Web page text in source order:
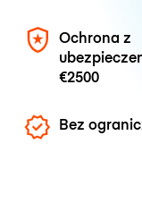
Ochrona z
€2500
Bez